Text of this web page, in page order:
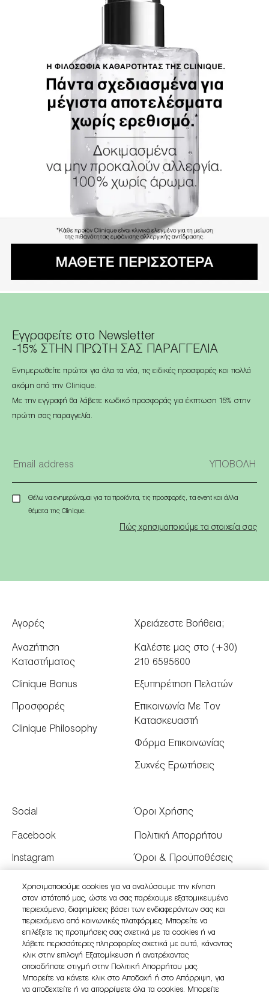
Εγγραφείτε στο Newsletter
-15% ΣΤΗΝ ΠΡΩΤΗ ΣΑΣ ΠΑΡΑΓΓΕΛΙΑ
Ενημερωθείτε πρώτοι για όλα τα νέα, τις ειδικές προσφορές και πολλά
ακόμη από την Clinique.
Με την εγγραφή θα λάβετε κωδικό προσφοράς για έκπτωση 15% στην
πρώτη σας παραγγελία.
Θέλω να ενημερώνομαι για τα προϊόντα, τις προσφορές, τα event και άλλα
θέματα της Clinique.
Πώς χρησιμοποιούμε τα στοιχεία σας
Αγορές
Αναζήτηση
Καταστήματος
Clinique Bonus
Προσφορές
Clinique Philosophy
Χρειάζεστε Βοήθεια;
Καλέστε μας στο (+30)
210 6595600
Εξυπηρέτηση Πελατών
Επικοινωνία Με Τον
Κατασκευαστή
Φόρμα Επικοινωνίας
Συχνές Ερωτήσεις
Social
Facebook
Instagram
Twitter
Όροι Χρήσης
Πολιτική Απορρήτου
Όροι & Προϋποθέσεις
Διαχειριστείτε τα Cookies
του Ιστότοπου
Χρησιμοποιούμε cookies για να αναλύσουμε την κίνηση
στον ιστότοπό μας, ώστε να σας παρέχουμε εξατομικευμένο
περιεχόμενο, διαφημίσεις βάσει των ενδιαφερόντων σας και
περιεχόμενο από κοινωνικές πλατφόρμες. Μπορείτε να
επιλέξετε τις προτιμήσεις σας σχετικά με τα cookies ή να
λάβετε περισσότερες πληροφορίες σχετικά με αυτά, κάνοντας
κλικ στην επιλογή Εξατομίκευση ή ανατρέχοντας
οποιαδήποτε στιγμή στην Πολιτική Απορρήτου μας.
Μπορείτε να κάνετε κλικ στο Αποδοχή ή στο Απόρριψη, για
να αποδεχτείτε ή να απορρίψετε όλα τα cookies. Μπορείτε